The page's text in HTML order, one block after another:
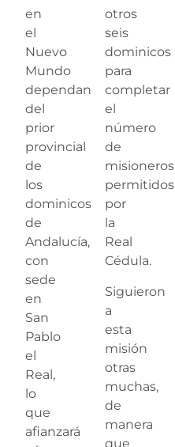
en
el
Nuevo
Mundo
dependan
del
prior
provincial
de
los
dominicos
de
Andalucía,
con
sede
en
San
Pablo
el
Real,
lo
que
afianzará
otros
seis
dominicos
para
completar
el
número
de
misioneros
permitidos
por
la
Real
Cédula.
Siguieron
a
esta
misión
otras
muchas,
de
manera
que